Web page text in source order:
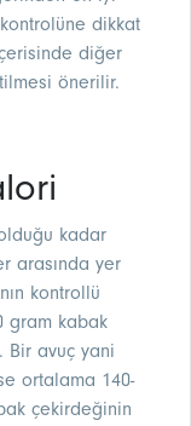
dikkat
diğer
önerilir.
kadar
arasında yer
kontrollü
gram kabak
Bir avuç yani
ortalama 140-
çekirdeğinin